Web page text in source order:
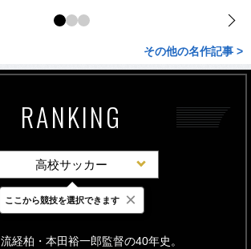
その他の名作記事 >
RANKING
高校サッカー
最新 24時間 週間
流経柏・本田裕一郎監督の40年史。
ここから競技を選択できます ×